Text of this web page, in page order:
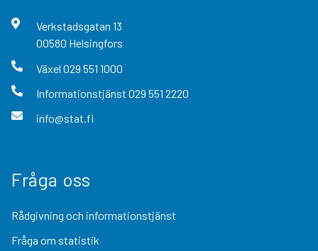
Verkstadsgatan 13
00580 Helsingfors
Växel 029 551 1000
Informationstjänst 029 551 2220
info@stat.fi
Fråga oss
Rådgivning och informationstjänst
Fråga om statistik